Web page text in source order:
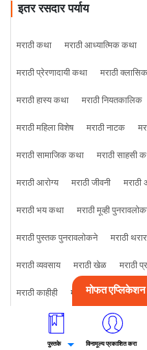
इतर रसदार पर्याय
मराठी कथा मराठी आध्यात्मिक कथा
मराठी प्रेरणादायी कथा
मराठी
मराठी हास्य कथा
मराठी नियतकालिक
मराठी महिला विशेष
मराठी नाटक
मराठी सामाजिक कथा
मराठी साहसी
मराठी आरोग्य
मराठी जीवनी
मराठी भय कथा
मराठी मूव्ही
मराठी पुस्तक पुनरावलोकने
मराठी
मराठी व्यवसाय
मराठी खेळ मराठी
मराठी काहीही
मराठी क्राइम कथा
मोफत
पुस्तके विनामूल्य प्रकाशित करा